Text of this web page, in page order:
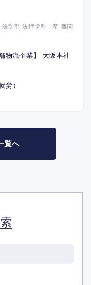
学部 法律学科 卒 難関
物流企業】 大阪本社
労）
覧へ